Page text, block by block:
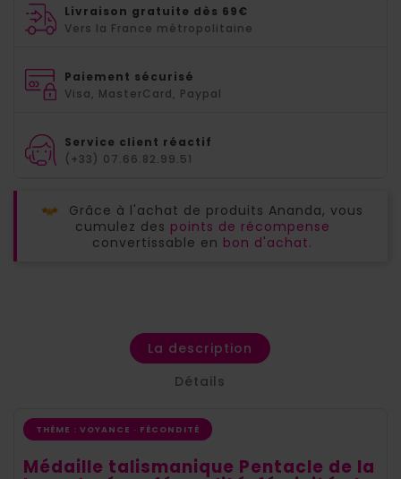
Livraison gratuite dès 69€
Vers la France métropolitaine
Paiement sécurisé
Visa, MasterCard, Paypal
Service client réactif
(+33) 07.66.82.99.51
Grâce à l'achat de produits Ananda, vous
cumulez des points de récompense
convertissable en bon d'achat.
La description
Détails
THÈME : VOYANCE · FÉCONDITÉ
Médaille talismanique Pentacle de la